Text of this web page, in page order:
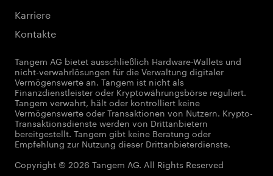
Karriere
Kontakte
Tangem AG bietet ausschließlich Hardware-Wallets und
nicht-verwahrlösungen für die Verwaltung digitaler
Vermögenswerte an. Tangem ist nicht als
Finanzdienstleister oder Kryptowährungsbörse reguliert.
Tangem verwahrt, hält oder kontrolliert keine
Vermögenswerte oder Transaktionen von Nutzern. Krypto-
Transaktionsdienste werden von Drittanbietern
bereitgestellt. Tangem gibt keine Beratung oder
Empfehlung zur Nutzung dieser Drittanbieterdienste.